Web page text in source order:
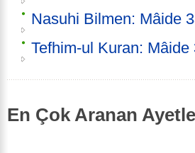
Nasuhi Bilmen: Mâide
Tefhim-ul Kuran: Mâide
En Çok Aranan